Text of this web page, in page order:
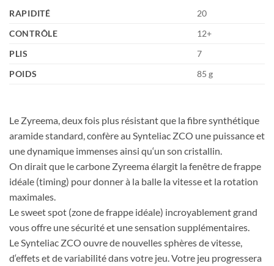
RAPIDITÉ
20
CONTRÔLE
12+
PLIS
7
POIDS
85 g
Le Zyreema, deux fois plus résistant que la fibre synthétique
aramide standard, confère au Synteliac ZCO une puissance et
une dynamique immenses ainsi qu‘un son cristallin.
On dirait que le carbone Zyreema élargit la fenêtre de frappe
idéale (timing) pour donner à la balle la vitesse et la rotation
maximales.
Le sweet spot (zone de frappe idéale) incroyablement grand
vous offre une sécurité et une sensation supplémentaires.
Le Synteliac ZCO ouvre de nouvelles sphères de vitesse,
d‘effets et de variabilité dans votre jeu. Votre jeu progressera